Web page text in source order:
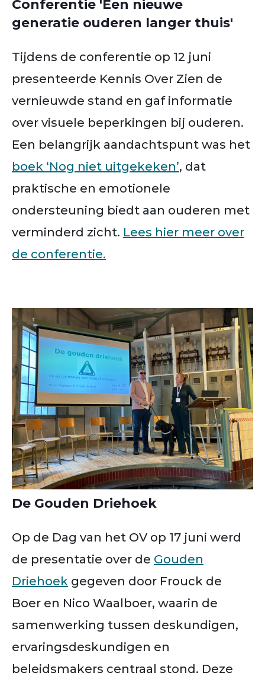
Conferentie 'Een nieuwe
generatie ouderen langer thuis'
Tijdens de conferentie op 12 juni
presenteerde Kennis Over Zien de
vernieuwde stand en gaf informatie
over visuele beperkingen bij ouderen.
Een belangrijk aandachtspunt was het
boek ‘Nog niet uitgekeken’, dat
praktische en emotionele
ondersteuning biedt aan ouderen met
verminderd zicht. Lees hier meer over
de conferentie.
De Gouden Driehoek
Op de Dag van het OV op 17 juni werd
de presentatie over de Gouden
Driehoek gegeven door Frouck de
Boer en Nico Waalboer, waarin de
samenwerking tussen deskundigen,
ervaringsdeskundigen en
beleidsmakers centraal stond. Deze